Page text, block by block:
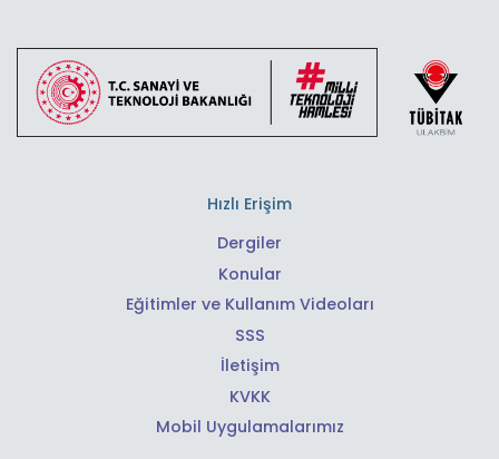
Hızlı Erişim
Dergiler
Konular
Eğitimler ve Kullanım Videoları
SSS
İletişim
KVKK
Mobil Uygulamalarımız